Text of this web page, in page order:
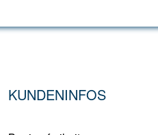
KUNDENINFOS